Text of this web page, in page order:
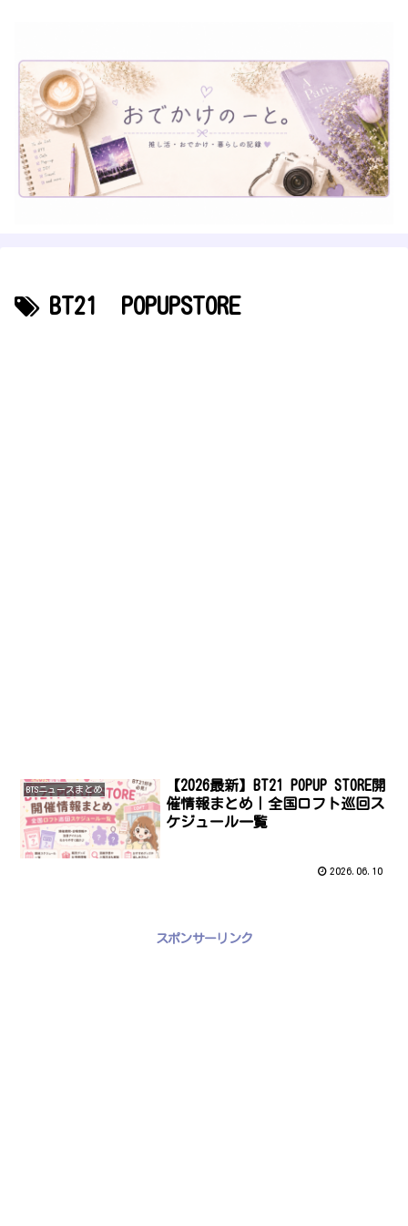
BT21 POPUPSTORE
BTSニュースまとめ
【2026最新】BT21 POPUP STORE開
催情報まとめ｜全国ロフト巡回ス
ケジュール一覧
2026.06.10
スポンサーリンク